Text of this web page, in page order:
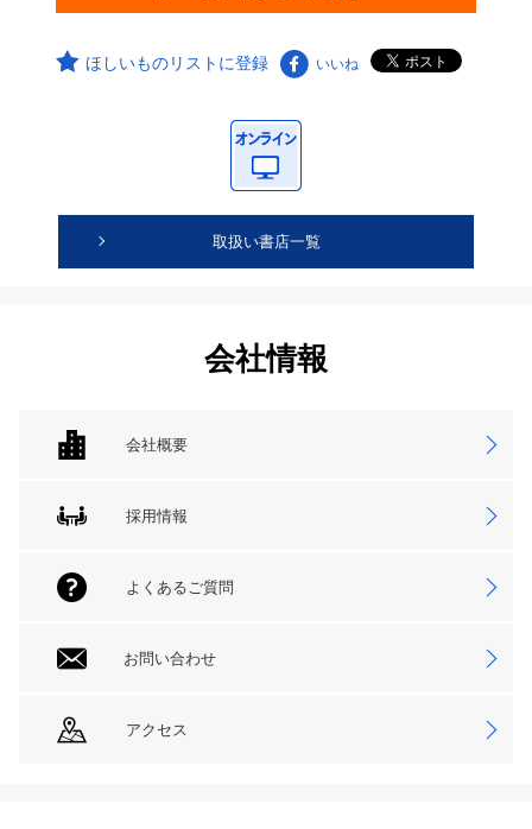
ほしいものリストに登録 いいね
取扱い書店一覧
会社情報
会社概要
採用情報
よくあるご質問
お問い合わせ
アクセス